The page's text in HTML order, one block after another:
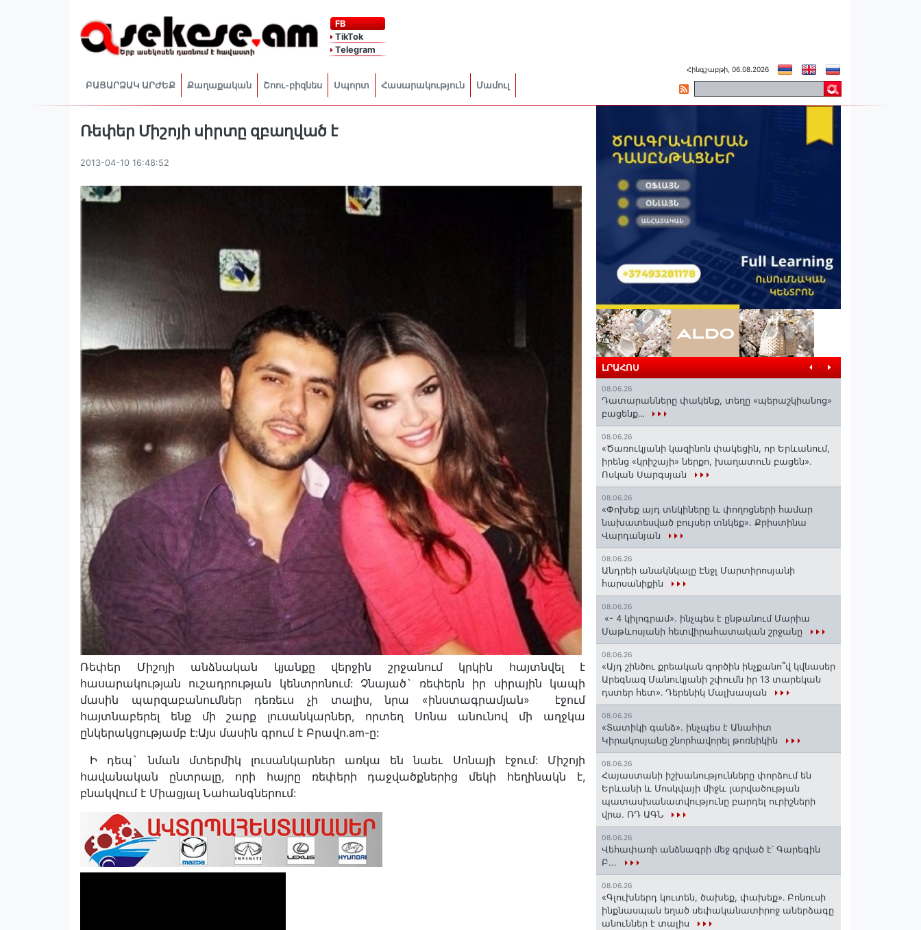
FB
TikTok
Telegram
ԲԱՑԱՐՁԱԿ ԱՐԺԵՔ Քաղաքական Շոու-բիզնես Սպորտ Հասարակություն Մամուլ
Հինգշաբթի, 06.08.2026
Ռեփեր Միշոյի սիրտը զբաղված է
2013-04-10 16:48:52
Ռեփեր Միշոյի անձնական կյանքը վերջին շրջանում կրկին հայտնվել է
հասարակության ուշադրության կենտրոնում: Չնայած` ռեփերն իր սիրային կապի
մասին պարզաբանումներ դեռեւս չի տալիս, նրա «ինստագրամյան» էջում
հայտնաբերել ենք մի շարք լուսանկարներ, որտեղ Սոնա անունով մի աղջկա
ընկերակցությամբ է:Այս մասին գրում է Բրավո.am-ը:
Ի դեպ` նման մտերմիկ լուսանկարներ առկա են նաեւ Սոնայի էջում: Միշոյի
հավանական ընտրալը, որի հայրը ռեփերի դաջվածքներից մեկի հեղինակն է,
բնակվում է Միացյալ Նահանգներում:
ԼՐԱՀՈՍ
08.06.26
Դատարանները փակենք, տեղը «պերաշկիանոց»
բացենք․․․
08.06.26
«Ծառուկյանի կազինոն փակեցին, որ Երևանում,
իրենց «կրիշայի» ներքո, խաղատուն բացեն»․
Ոսկան Սարգսյան
08.06.26
«Փոխեք այդ տնկիները և փողոցների համար
նախատեսված բույսեր տնկեք». Քրիստինա
Վարդանյան
08.06.26
Անդրեի անակնկալը Էնջլ Մարտիրոսյանի
հարսանիքին
08.06.26
«- 4 կիլոգրամ». ինչպես է ընթանում Մարիա
Մաթևոսյանի հետվիրահատական շրջանը
08.06.26
«Այդ շինծու քրեական գործին ինչքանո՞վ կվնասեր
Արեգնազ Մանուկյանի շփումն իր 13 տարեկան
դստեր հետ»․ Դերենիկ Մալխասյան
08.06.26
«Տատիկի գանձ». ինչպես է Անահիտ
Կիրակոսյանը շնորհավորել թոռնիկին
08.06.26
Հայաստանի իշխանությունները փորձում են
Երևանի և Մոսկվայի միջև լարվածության
պատասխանատվությունը բարդել ուրիշների
վրա. ՌԴ ԱԳՆ
08.06.26
Վեհափառի անձնագրի մեջ գրված է՝ Գարեգին
Բ...
08.06.26
«Գլուխներդ կուտեն, ծախեք, փախեք»․ Բոնուսի
ինքնասպան եղած սեփականատիրոջ աներձագը
անուններ է տալիս